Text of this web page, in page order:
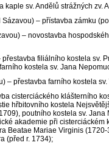
kaple sv. Andělů strážných zv.
Sázavou) – přístavba zámku
– novostavba
přestavba filiálního kostela sv.
kostela sv. Jana
– přestavba farního kostela
cisterciáckého klášterního
hřbitovního kostela
poutního kostela sv. Jana
akademie při cisterciáckém
Beatae Mariae Virginis
(před r. 1734);